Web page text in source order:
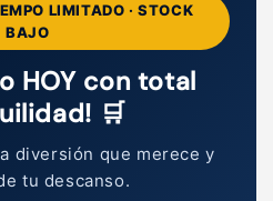
LIMITADO · STOCK
BAJO
HOY con total
🛒
diversión que merece y
tu descanso.